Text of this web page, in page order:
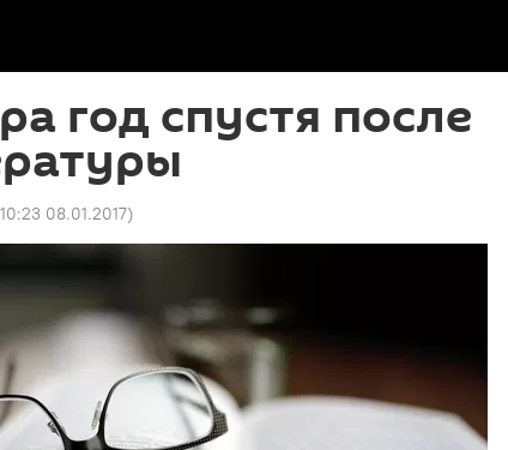
год спустя после
10:23 08.01.2017)